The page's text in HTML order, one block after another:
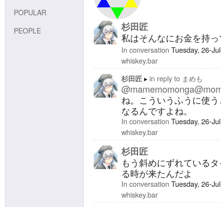
POPULAR
PEOPLE
杉田匠
私はそんなにお金を持
In conversation Tuesday, 26-
whiskey.bar
杉田匠 in reply to まめも
ね。こういうふうに使
なるんですよね。
In conversation Tuesday, 26-
whiskey.bar
杉田匠
もう斜めにずれている
る時が来たんだよ
In conversation Tuesday, 26-
whiskey.bar